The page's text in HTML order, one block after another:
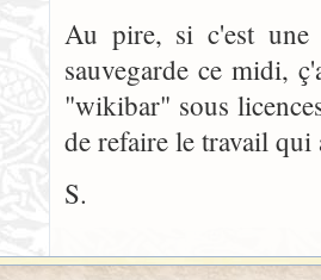
Au pire, si c'est
sauvegarde ce midi,
"wikibar" sous
de refaire le travail qui
S.